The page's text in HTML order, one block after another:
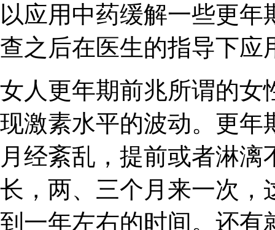
以应用中药缓解一些更
查之后在医生的指导下应
女人更年期前兆所谓的女
现激素水平的波动。更年
月经紊乱，提前或者淋
长，两、三个月来一次，
到一年左右的时间。还有